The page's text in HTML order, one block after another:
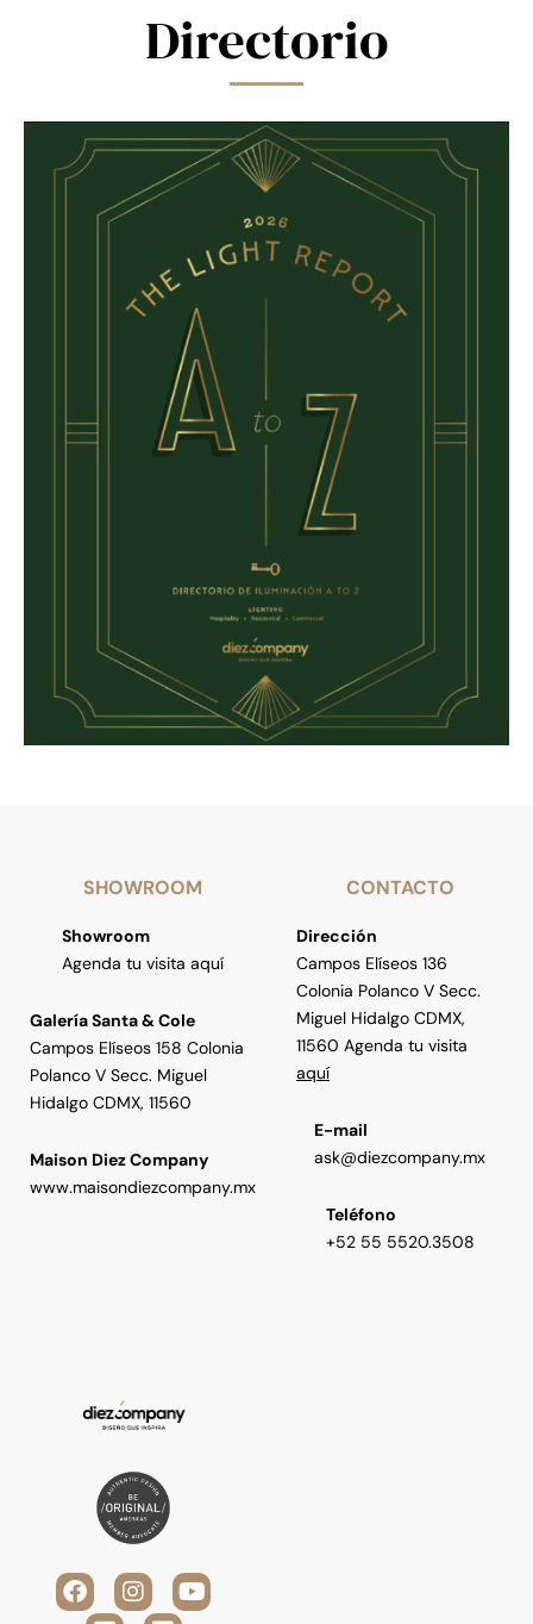
Directorio
SHOWROOM
Showroom
Agenda tu visita aquí
Galería Santa & Cole
Campos Elíseos 158 Colonia
Polanco V Secc. Miguel
Hidalgo CDMX, 11560
Maison Diez Company
www.maisondiezcompany.mx
CONTACTO
Dirección
Campos Elíseos 136
Colonia Polanco V Secc.
Miguel Hidalgo CDMX,
11560 Agenda tu visita
aquí
E-mail
ask@diezcompany.mx
Teléfono
+52 55 5520.3508
F
a
I
n
Y
o
V
i
L
i